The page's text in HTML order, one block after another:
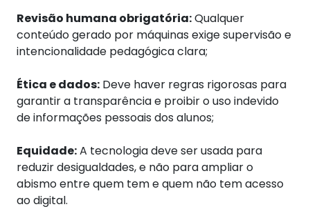
Revisão humana obrigatória:Qualquer
conteúdo gerado por máquinas exige supervisão e
intencionalidade pedagógica clara;
Ética e dados: Deve haver regras rigorosas para
garantir a transparência e proibir o uso indevido
de informações pessoais dos alunos;
Equidade:A tecnologia deve ser usada para
reduzir desigualdades, e não para ampliar o
abismo entre quem tem e quem não tem acesso
ao digital.